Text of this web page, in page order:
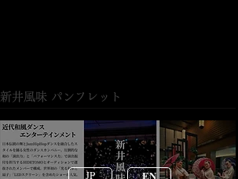
八芳園で新井風味が織りなす
和と現代の美しいコラボレー
ション
​新井風味 パンフレット
JP EN